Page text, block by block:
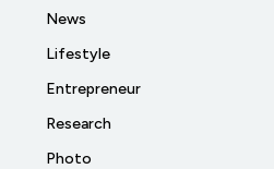
News
Lifestyle
Entrepreneur
Research
Photo